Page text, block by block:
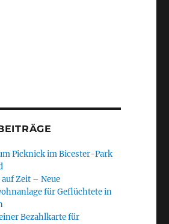
Picknick im Bicester-Park
Zeit – Neue
für Geflüchtete in
Bezahlkarte für